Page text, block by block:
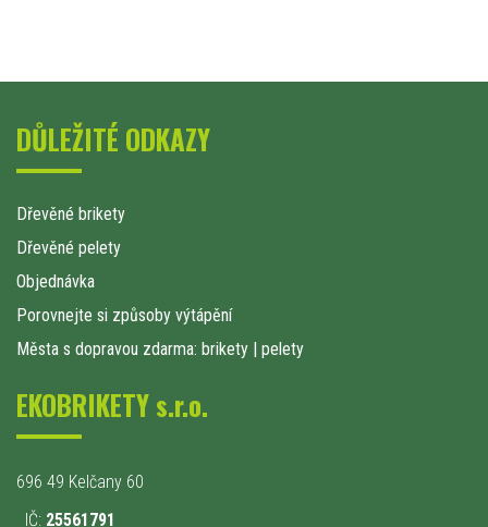
DŮLEŽITÉ ODKAZY
Dřevěné brikety
Dřevěné pelety
Objednávka
Porovnejte si způsoby výtápění
Města s dopravou zdarma: brikety | pelety
EKOBRIKETY s.r.o.
696 49 Kelčany 60
IČ: 25561791